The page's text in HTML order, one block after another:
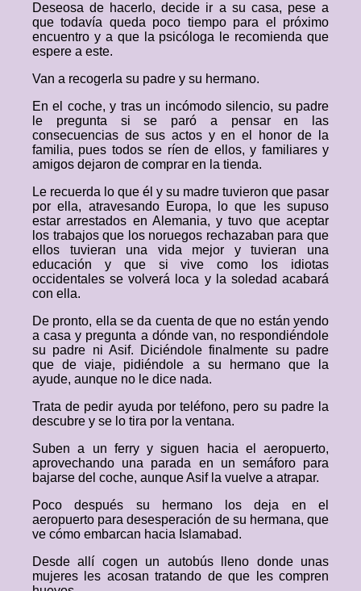
Deseosa de hacerlo, decide ir a su casa, pese a
que todavía queda poco tiempo para el próximo
encuentro y a que la psicóloga le recomienda que
espere a este.
Van a recogerla su padre y su hermano.
En el coche, y tras un incómodo silencio, su padre
le pregunta si se paró a pensar en las
consecuencias de sus actos y en el honor de la
familia, pues todos se ríen de ellos, y familiares y
amigos dejaron de comprar en la tienda.
Le recuerda lo que él y su madre tuvieron que pasar
por ella, atravesando Europa, lo que les supuso
estar arrestados en Alemania, y tuvo que aceptar
los trabajos que los noruegos rechazaban para que
ellos tuvieran una vida mejor y tuvieran una
educación y que si vive como los idiotas
occidentales se volverá loca y la soledad acabará
con ella.
De pronto, ella se da cuenta de que no están yendo
a casa y pregunta a dónde van, no respondiéndole
su padre ni Asif. Diciéndole finalmente su padre
que de viaje, pidiéndole a su hermano que la
ayude, aunque no le dice nada.
Trata de pedir ayuda por teléfono, pero su padre la
descubre y se lo tira por la ventana.
Suben a un ferry y siguen hacia el aeropuerto,
aprovechando una parada en un semáforo para
bajarse del coche, aunque Asif la vuelve a atrapar.
Poco después su hermano los deja en el
aeropuerto para desesperación de su hermana, que
ve cómo embarcan hacia Islamabad.
Desde allí cogen un autobús lleno donde unas
mujeres les acosan tratando de que les compren